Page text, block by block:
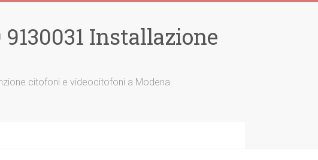
Installazione
citofoni e videocitofoni a Modena